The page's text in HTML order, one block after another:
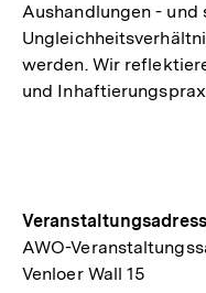
Aushandlungen - und
werden. Wir
und
Hinweise
zur
AWO-
Venloer Wall 15